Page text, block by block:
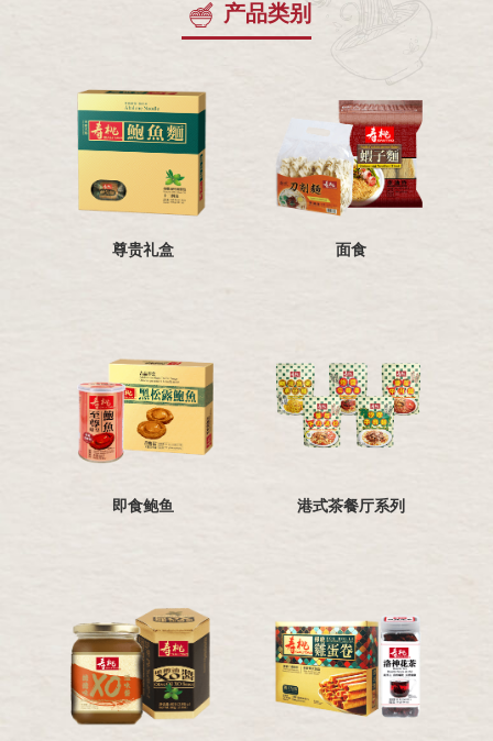
产品类别
尊贵礼盒 面食
即食鲍鱼 港式茶餐厅系列